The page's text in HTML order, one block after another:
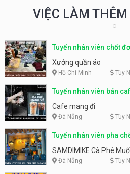
VIỆC LÀM THÊM
Tuyển nhân viên chốt
Xưởng quần áo
Hồ Chí Minh Tùy
Tuyển nhân viên bán
Cafe mang đi
Đà Nẵng Tùy
Tuyển nhân viên pha
SAMDIMIKE Cà Phê
Đà Nẵng Tùy